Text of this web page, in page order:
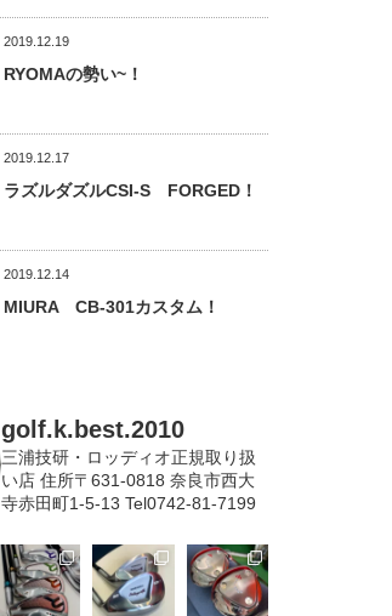
2019.12.19
RYOMAの勢い~！
2019.12.17
ラズルダズルCSI-S FORGED！
2019.12.14
MIURA CB-301カスタム！
golf.k.best.2010
三浦技研・ロッディオ正規取り扱
い店 住所〒631-0818 奈良市西大
寺赤田町1-5-13 Tel0742-81-7199